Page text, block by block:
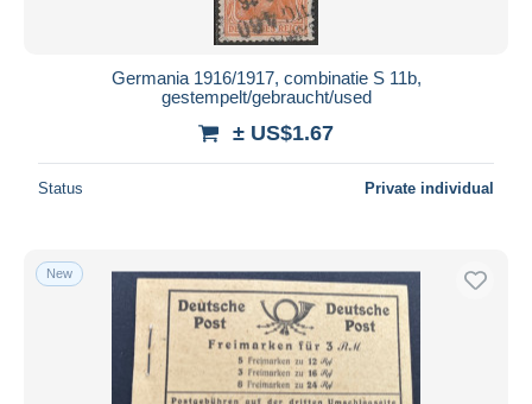
Germania 1916/1917, combinatie S 11b,
gestempelt/gebraucht/used
± US$1.67
Status Private individual
New